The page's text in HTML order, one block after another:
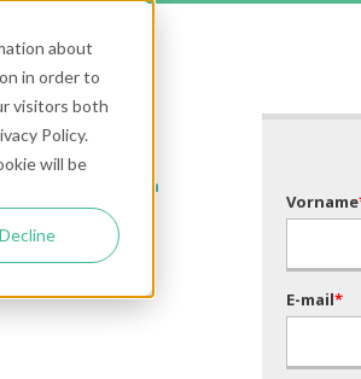
about
in order to
visitors both
Policy.
will be
Decline
Vorname
E-mail*